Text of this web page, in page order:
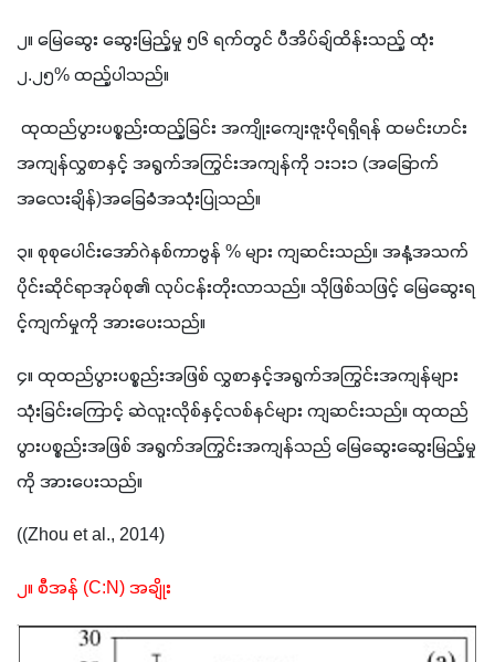
၂။ မြေဆွေး ဆွေးမြည့်မှု ၅၆ ရက်တွင် ပီအိပ်ချ်ထိန်းသည့် ထုံး
၂.၂၅% ထည့်ပါသည်။
ထုထည်ပွားပစ္စည်းထည့်ခြင်း အကျိုးကျေးဇူးပိုရရှိရန် ထမင်းဟင်း
အကျန်လွှစာနှင့် အရွက်အကြွင်းအကျန်ကို ၁း၁း၁ (အခြောက်
အလေးချိန်)အခြေခံအသုံးပြုသည်။
၃။ စုစုပေါင်းအော်ဂဲနစ်ကာဗွန် % များ ကျဆင်းသည်။ အနံ့အသက်
ပိုင်းဆိုင်ရာအုပ်စု၏ လုပ်ငန်းတိုးလာသည်။ သိုဖြစ်သဖြင့် မြေဆွေးရ
င့်ကျက်မှုကို အားပေးသည်။
၄။ ထုထည်ပွားပစ္စည်းအဖြစ် လွှစာနှင့်အရွက်အကြွင်းအကျန်များ
သုံးခြင်းကြောင့် ဆဲလူးလိုစ်နှင့်လစ်နင်များ ကျဆင်းသည်။ ထုထည်
ပွားပစ္စည်းအဖြစ် အရွက်အကြွင်းအကျန်သည် မြေဆွေးဆွေးမြည့်မှု
ကို အားပေးသည်။
((Zhou et al., 2014)
၂။ စီအန် (C:N) အချိုး